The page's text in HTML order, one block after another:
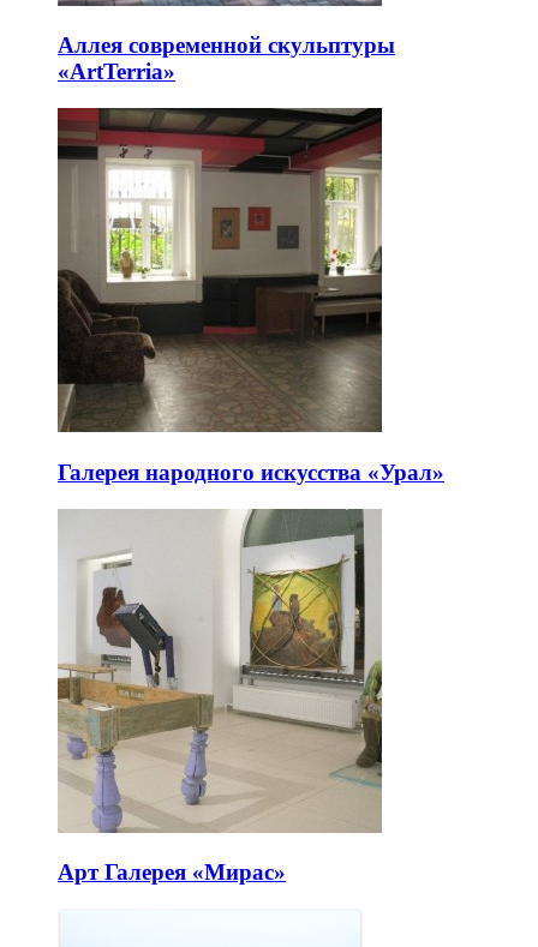
Аллея современной скульптуры
«ArtTerria»
Галерея народного искусства «Урал»
Арт Галерея «Мирас»